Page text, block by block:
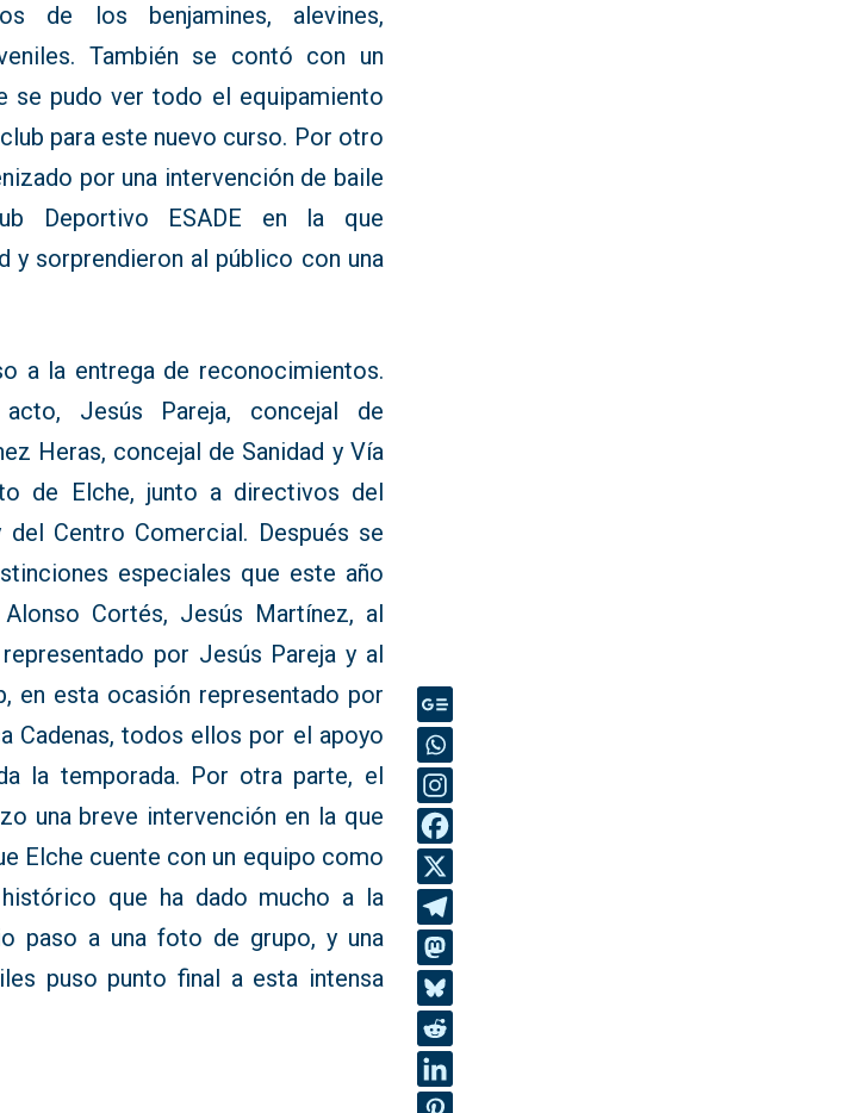
de los benjamines, alevines,
También se contó con un
se pudo ver todo el equipamiento
para este nuevo curso. Por otro
por una intervención de baile
Deportivo ESADE en la que
y sorprendieron al público con una
a la entrega de reconocimientos.
Jesús Pareja, concejal de
Heras, concejal de Sanidad y Vía
de Elche, junto a directivos del
Centro Comercial. Después se
especiales que este año
Cortés, Jesús Martínez, al
por Jesús Pareja y al
en esta ocasión representado por
Cadenas, todos ellos por el apoyo
la temporada. Por otra parte, el
una breve intervención en la que
Elche cuente con un equipo como
que ha dado mucho a la
paso a una foto de grupo, y una
puso punto final a esta intensa